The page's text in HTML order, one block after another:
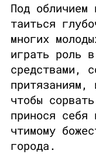
Под обличием
таиться
многих
играть роль
средствами,
чтобы
принося себя
чтимому
города.